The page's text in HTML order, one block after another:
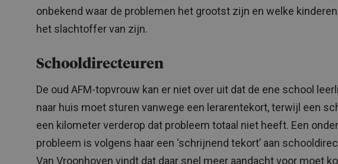
onbekend waar de problemen het grootst zijn en welke
het slachtoffer van zijn.
Schooldirecteuren
De oud AFM-topvrouw kan er niet over uit dat de ene school
naar huis moet sturen vanwege een lerarentekort, terwijl een
een kilometer verderop dat probleem totaal niet heeft. Een
probleem is volgens haar een ‘schrijnend tekort’ aan
Van Vroonhoven vindt dat daar snel meer aandacht voor moet